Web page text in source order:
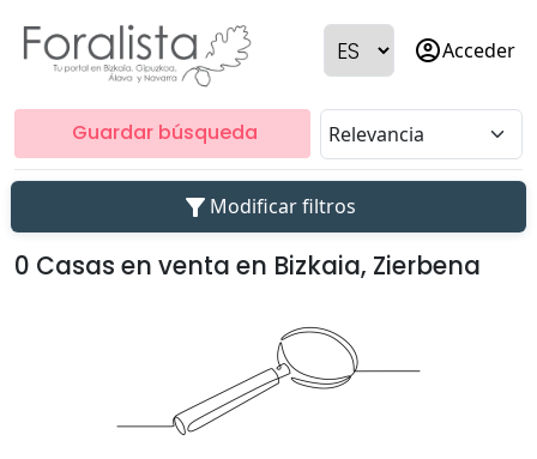
account_circleAcceder
Guardar búsqueda
filter_alt Modificar filtros
0 Casas en venta en Bizkaia, Zierbena